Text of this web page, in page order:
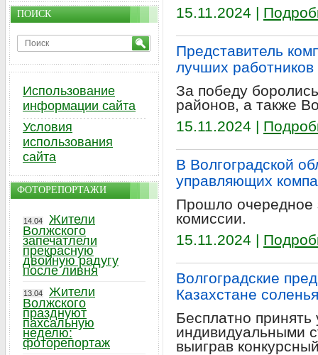
15.11.2024 |
Представитель
лучших
За победу
районов, а также
15.11.2024 |
В Волгоградской
управляющих
Прошло очередное
комиссии.
15.11.2024 |
Волгоградские
Казахстане
Бесплатно принять
индивидуальными
выиграв
ПОИСК
Использование
информации сайта
Условия
использования
сайта
ФОТОРЕПОРТАЖИ
14.04
Жители
Волжского
запечатлели
прекрасную
двойную радугу
после ливня
13.04
Жители
Волжского
празднуют
пахсальную
неделю:
фоторепортаж